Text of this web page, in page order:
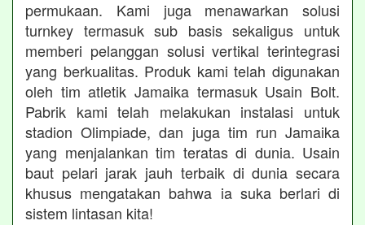
permukaan. Kami juga menawarkan solusi
turnkey termasuk sub basis sekaligus untuk
memberi pelanggan solusi vertikal terintegrasi
yang berkualitas. Produk kami telah digunakan
oleh tim atletik Jamaika termasuk Usain Bolt.
Pabrik kami telah melakukan instalasi untuk
stadion Olimpiade, dan juga tim run Jamaika
yang menjalankan tim teratas di dunia. Usain
baut pelari jarak jauh terbaik di dunia secara
khusus mengatakan bahwa ia suka berlari di
sistem lintasan kita!